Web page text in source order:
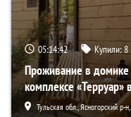
05:14:40 Купили:8
Проживание в
комплексе «Терруар»
Тульская обл., Ясногорский р-